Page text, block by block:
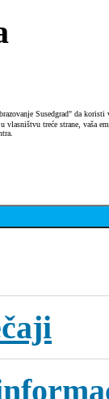
Susedgrad" da
treće strane,